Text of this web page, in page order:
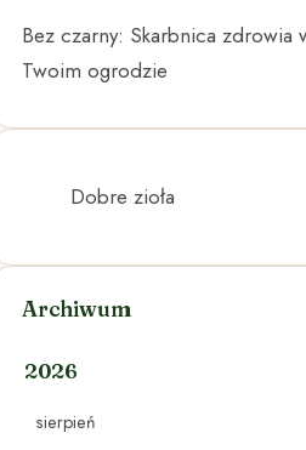
Bez czarny: Skarbnica zdrowia
Twoim ogrodzie
Dobre zioła
Archiwum
2026
sierpień